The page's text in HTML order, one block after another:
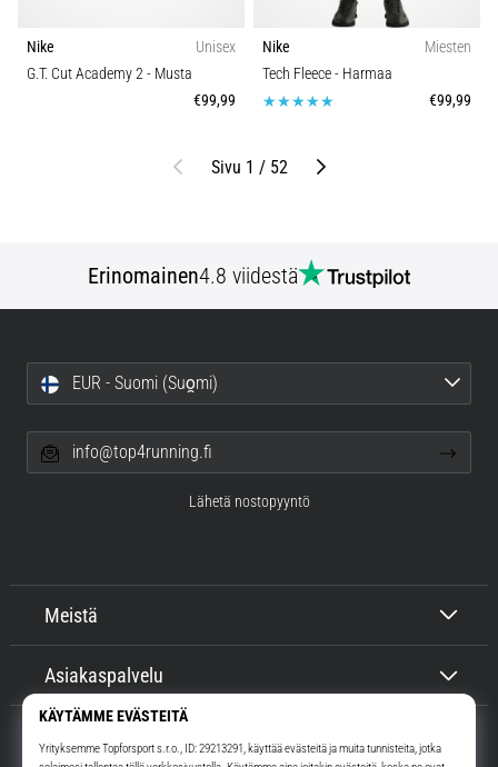
Nike
Unisex
G.T. Cut Academy 2- Musta
€99,99
Nike
Miesten
Tech Fleece- Harmaa
€99,99
EdellinenSivu 1 / 52 Seuraava
Erinomainen4.8 viidestä
Meistä
Asiakaspalvelu
EUR - Suomi (Suo̯mi)
info@top4running.fi
Lähetä nostopyyntö